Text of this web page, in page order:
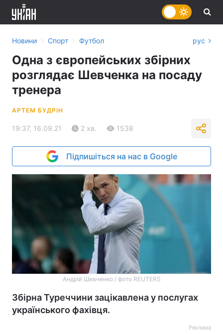
Новини › Спорт › Футбол рус
Одна з європейських збірних
розглядає Шевченка на посаду
тренера
АРТЕМ БУДРІН
19:37, 16.09.21 2 хв. 1538
Підпишіться на нас в Google
Андрій Шевченко / фото REUTERS
Збірна Туреччини зацікавлена у послугах
українського фахівця.
Реклама